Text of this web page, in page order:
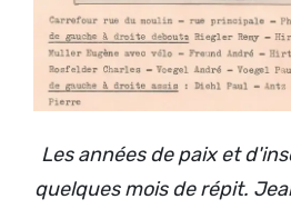
Les années de paix et
quelques mois de répit.